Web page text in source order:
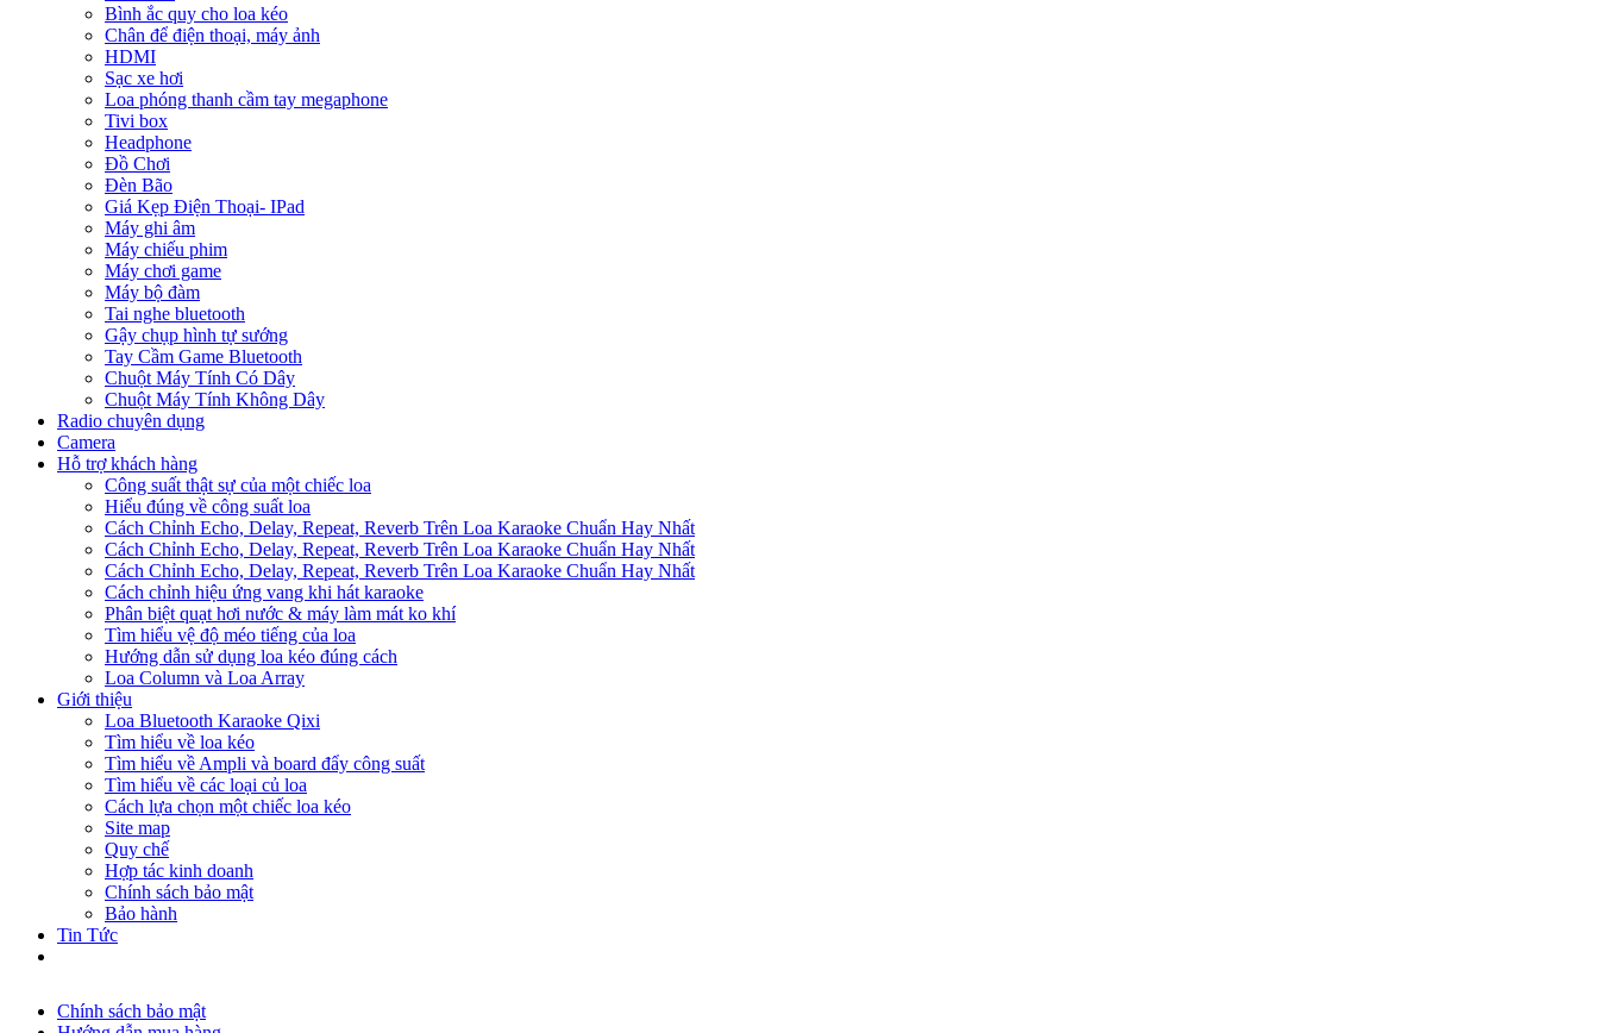
Bình ắc quy cho loa kéo
Chân để điện thoại, máy ảnh
HDMI
Sạc xe hơi
Loa phóng thanh cầm tay megaphone
Tivi box
Headphone
Đồ Chơi
Đèn Bão
Giá Kẹp Điện Thoại- IPad
Máy ghi âm
Máy chiếu phim
Máy chơi game
Máy bộ đàm
Tai nghe bluetooth
Gậy chụp hình tự sướng
Tay Cầm Game Bluetooth
Chuột Máy Tính Có Dây
Chuột Máy Tính Không Dây
Radio chuyên dụng
Camera
Hỗ trợ khách hàng
Công suất thật sự của một chiếc loa
Hiểu đúng về công suất loa
Cách Chỉnh Echo, Delay, Repeat, Reverb Trên Loa Karaoke Chuẩn Hay Nhất
Cách Chỉnh Echo, Delay, Repeat, Reverb Trên Loa Karaoke Chuẩn Hay Nhất
Cách Chỉnh Echo, Delay, Repeat, Reverb Trên Loa Karaoke Chuẩn Hay Nhất
Cách chỉnh hiệu ứng vang khi hát karaoke
Phân biệt quạt hơi nước & máy làm mát ko khí
Tìm hiểu vệ độ méo tiếng của loa
Hướng dẫn sử dụng loa kéo đúng cách
Loa Column và Loa Array
Giới thiệu
Loa Bluetooth Karaoke Qixi
Tìm hiểu về loa kéo
Tìm hiểu về Ampli và board đẩy công suất
Tìm hiểu về các loại củ loa
Cách lựa chọn một chiếc loa kéo
Site map
Quy chế
Hợp tác kinh doanh
Chính sách bảo mật
Bảo hành
Tin Tức
Chính sách bảo mật